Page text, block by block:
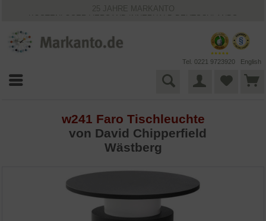
25 JAHRE MARKANTO
KOSTENLOSER VERSAND INNERHALB DEUTSCHLANDS
VIELFÄLTIGE ZAHLUNGSMÖGLICHKEITEN
BESTPRICE-GARANTIE
Tel. 0221 9723920 English
w241 Faro Tischleuchte
von David Chipperfield
Wästberg